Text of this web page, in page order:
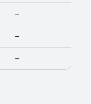
–
–
–